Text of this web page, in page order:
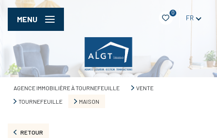
0
FR
MENU
AGENCE IMMOBILIÈRE À TOURNEFEUILLE
VENTE
TOURNEFEUILLE
MAISON
RETOUR